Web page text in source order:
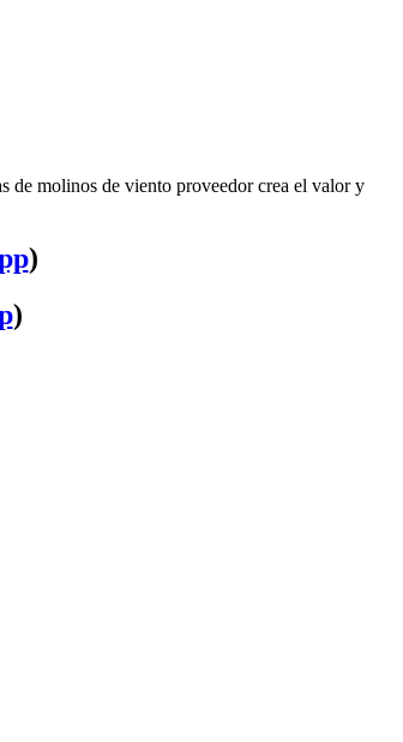
de molinos de viento proveedor crea el valor y
)
)